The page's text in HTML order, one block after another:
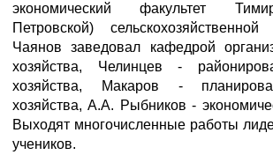
экономический факультет
Петровской)
Чаянов заведовал кафедрой
хозяйства, Челинцев -
хозяйства, Макаров -
хозяйства, А.А. Рыбников -
Выходят многочисленные работы
учеников.